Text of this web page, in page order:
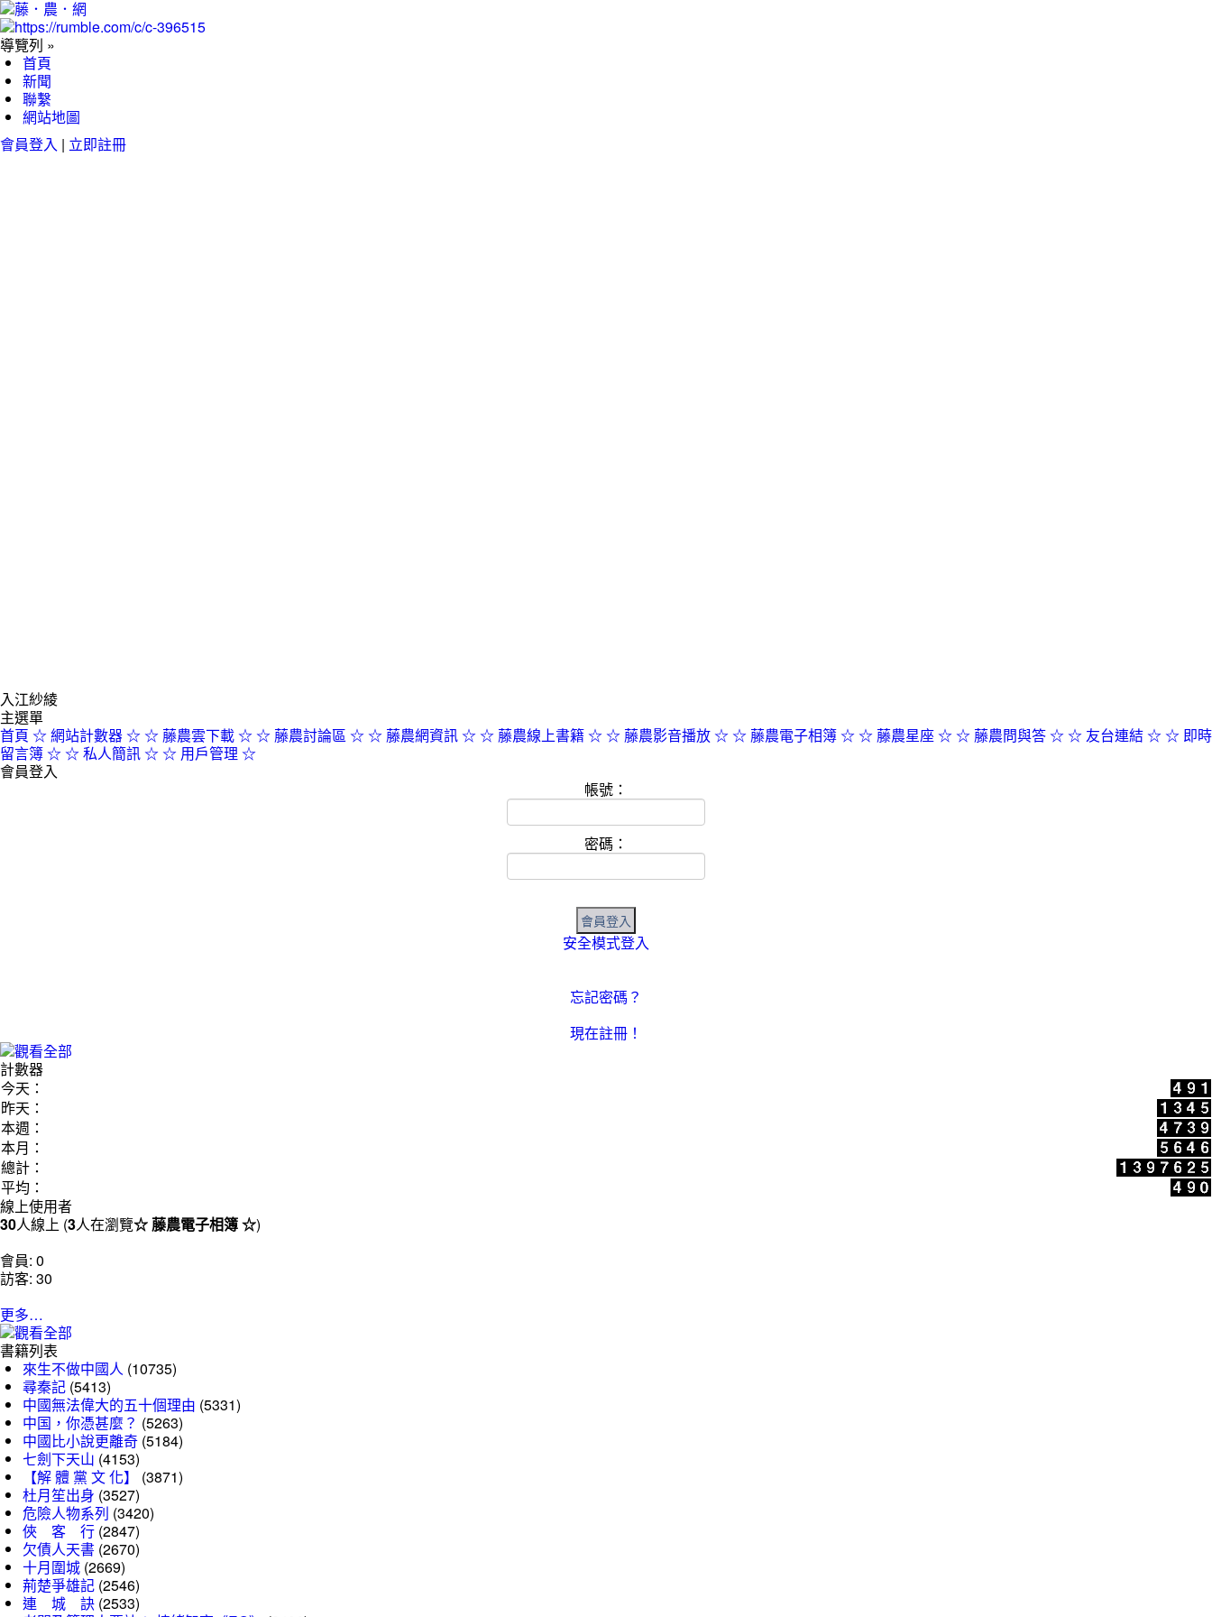
導覽列 »
首頁
新聞
聯繫
網站地圖
會員登入 | 立即註冊
入江紗綾
主選單
首頁 ☆ 網站計數器 ☆☆ 藤農雲下載 ☆☆ 藤農討論區 ☆☆ 藤農網資訊 ☆☆ 藤農線上書籍 ☆☆ 藤農影音播放 ☆☆ 藤農電子相簿 ☆☆ 藤農星座 ☆☆ 藤農問與答 ☆☆ 友台連結 ☆☆ 即時
留言簿 ☆☆ 私人簡訊 ☆☆ 用戶管理 ☆
會員登入
帳號：
密碼：
安全模式登入
忘記密碼？
現在註冊！
計數器
今天：
昨天：
本週：
本月：
總計：
平均：
線上使用者
30人線上 (3人在瀏覽☆ 藤農電子相簿 ☆)
會員: 0
訪客: 30
更多…
書籍列表
來生不做中國人 (10735)
尋秦記 (5413)
中國無法偉大的五十個理由 (5331)
中国，你憑甚麼？ (5263)
中國比小說更離奇 (5184)
七劍下天山 (4153)
【解 體 黨 文 化】
(3871)
杜月笙出身 (3527)
危險人物系列 (3420)
俠 客 行 (2847)
欠債人天書 (2670)
十月圍城 (2669)
荊楚爭雄記 (2546)
連 城 訣 (2533)